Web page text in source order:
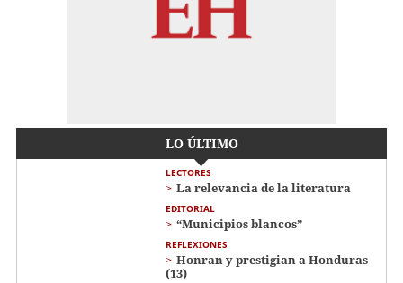
LO ÚLTIMO
LECTORES
La relevancia de la literatura
EDITORIAL
“Municipios blancos”
REFLEXIONES
Honran y prestigian a Honduras
(13)